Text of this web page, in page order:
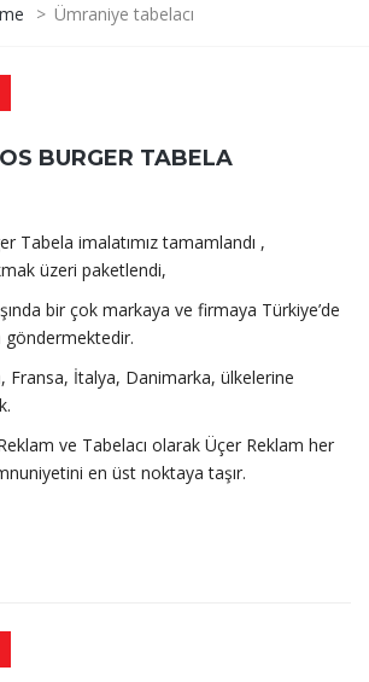
> Ümraniye tabelacı
BURGER TABELA
Tabela imalatımız tamamlandı ,
üzeri paketlendi,
bir çok markaya ve firmaya Türkiye’de
göndermektedir.
Fransa, İtalya, Danimarka, ülkelerine
ve Tabelacı olarak Üçer Reklam her
en üst noktaya taşır.